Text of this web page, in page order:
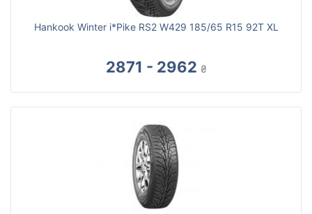
Hankook Winter i*Pike RS2 W429 185/65 R15 92T XL
2871 - 2962 ₴